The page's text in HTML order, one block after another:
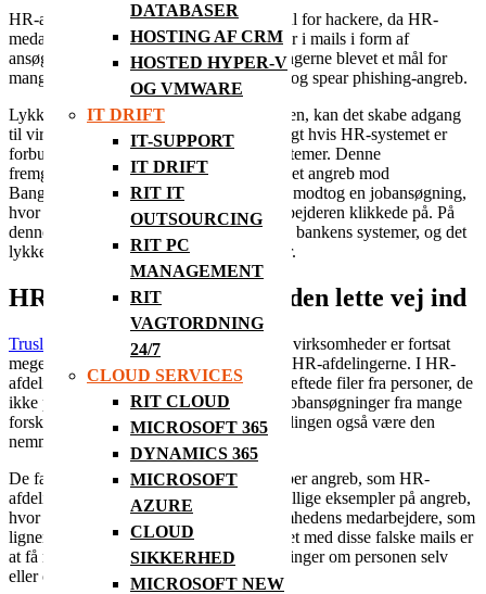
DATABASER
HOSTING AF CRM
HOSTED HYPER-V
OG VMWARE
IT DRIFT
IT-SUPPORT
IT DRIFT
RIT IT
OUTSOURCING
RIT PC
MANAGEMENT
RIT
VAGTORDNING
24/7
CLOUD SERVICES
RIT CLOUD
MICROSOFT 365
DYNAMICS 365
MICROSOFT
AZURE
CLOUD
SIKKERHED
MICROSOFT NEW
HR-afdelingerne er blevet et populært mål for hackere, da HR-
medarbejderne ofte åbner vedhæftede filer i mails i form af
ansøgninger og CV. Derfor er HR-afdelingerne blevet et mål for
mange cyberkriminelles phishing-angreb og spear phishing-angreb.
Lykkes et cyberangreb mod HR-afdelingen, kan det skabe adgang
til virksomhedens øvrige systemer – særligt hvis HR-systemet er
forbundet med virksomhedens øvrige systemer. Denne
fremgangsmåde blev blandt andet brugt i et angreb mod
Bangladeshs centralbank i 2015. Banken modtog en jobansøgning,
hvor der var en vedhæftet fil, som medarbejderen klikkede på. På
denne måde fik hackerne skabt adgang til bankens systemer, og det
lykkedes dem at stjæle 81 millioner dollar.
HR-afdelingen kan være den lette vej ind
Truslen fra cyberkriminalitet
mod danske virksomheder er fortsat
meget høj, og det gælder særligt også for HR-afdelingerne. I HR-
afdelingerne er man vant til at åbne vedhæftede filer fra personer, de
ikke på forhånd kender, da de modtager jobansøgninger fra mange
forskellige personer. Derfor kan HR-afdelingen også være den
nemme vej ind for hackerne.
De falske jobansøgninger blot ét af de typer angreb, som HR-
afdelingerne udsættes for. Der er også utallige eksempler på angreb,
hvor hackeren sender mails ud til virksomhedens medarbejdere, som
ligner at den kommer fra en kollega. Målet med disse falske mails er
at få medarbejderen til at udlevere oplysninger om personen selv
eller om en anden medarbejder.